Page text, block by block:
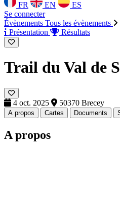
FR EN
ES
Se connecter
Évènements Tous les évènements
Présentation
Résultats
Trail du Val de
4 oct. 2025 50370 Brecey
A propos Cartes Documents
A propos